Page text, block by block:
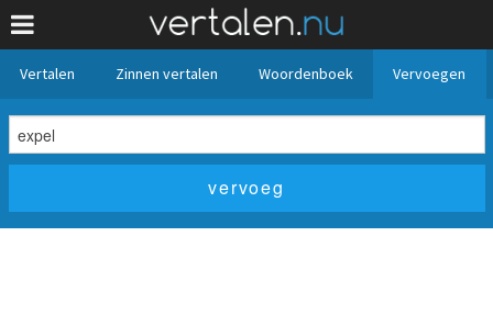
Vertalen Zinnen vertalen Woordenboek Vervoegen